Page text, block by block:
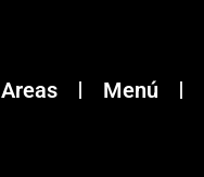
Areas Menú